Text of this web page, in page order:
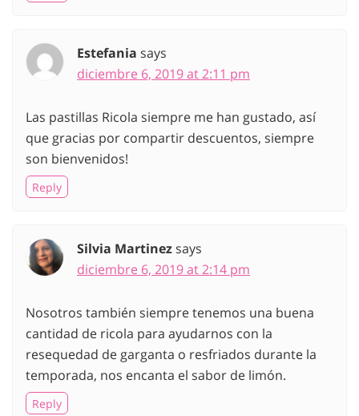
Estefania says
diciembre 6, 2019 at 2:11 pm
Las pastillas Ricola siempre me han gustado, así
que gracias por compartir descuentos, siempre
son bienvenidos!
Reply
Silvia Martinezsays
diciembre 6, 2019 at 2:14 pm
Nosotros también siempre tenemos una buena
cantidad de ricola para ayudarnos con la
resequedad de garganta o resfriados durante la
temporada, nos encanta el sabor de limón.
Reply